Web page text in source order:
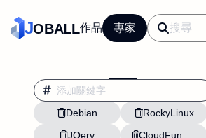
JOBALL作品 專家
Debian
RockyLinux
JQery